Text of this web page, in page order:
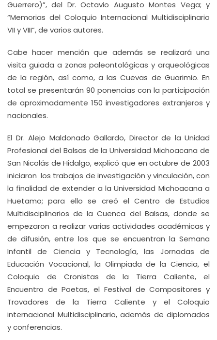
Guerrero)”, del Dr. Octavio Augusto Montes Vega; y
“Memorias del Coloquio Internacional Multidisciplinario
VII y VIII”, de varios autores.
Cabe hacer mención que además se realizará una
visita guiada a zonas paleontológicas y arqueológicas
de la región, así como, a las Cuevas de Guarimio. En
total se presentarán 90 ponencias con la participación
de aproximadamente 150 investigadores extranjeros y
nacionales.
El Dr. Alejo Maldonado Gallardo, Director de la Unidad
Profesional del Balsas de la Universidad Michoacana de
San Nicolás de Hidalgo, explicó que en octubre de 2003
iniciaron los trabajos de investigación y vinculación, con
la finalidad de extender a la Universidad Michoacana a
Huetamo; para ello se creó el Centro de Estudios
Multidisciplinarios de la Cuenca del Balsas, donde se
empezaron a realizar varias actividades académicas y
de difusión, entre los que se encuentran la Semana
Infantil de Ciencia y Tecnología, las Jornadas de
Educación Vocacional, la Olimpiada de la Ciencia, el
Coloquio de Cronistas de la Tierra Caliente, el
Encuentro de Poetas, el Festival de Compositores y
Trovadores de la Tierra Caliente y el Coloquio
internacional Multidisciplinario, además de diplomados
y conferencias.